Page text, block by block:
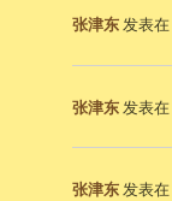
张津东发表在
张津东发表在
张津东发表在